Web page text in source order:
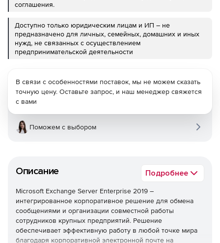
соглашения.
Доступно только юридическим лицам и ИП – не
предназначено для личных, семейных, домашних и иных
нужд, не связанных с осуществлением
предпринимательской деятельности
Описание Подробнее
Microsoft Exchange Server Enterprise 2019 –
интегрированное корпоративное решение для обмена
сообщениями и организации совместной работы
сотрудников крупных предприятий. Решение
обеспечивает эффективную работу в любой точке мира
благодаря корпоративной электронной почте на
В связи с особенностями поставок, мы не можем сказать
точную цену. Оставьте запрос, и наш менеджер свяжется
с вами
Поможем с выбором